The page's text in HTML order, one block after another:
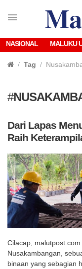
NASIONAL MALUKU
Tag
#
Dari Lapas
Raih
Cilacap,
Nusakambangan,
binaan yang sebagian